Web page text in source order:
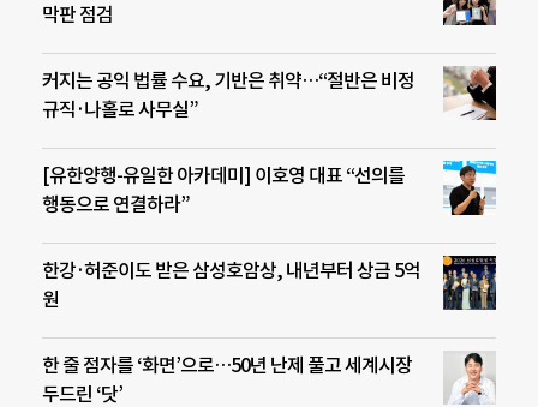
막판 점검
커지는 공익 법률 수요, 기반은 취약…“절반은 비정
규직·나홀로 사무실”
[유한양행-유일한 아카데미] 이호영 대표 “선의를
행동으로 연결하라”
한강·허준이도 받은 삼성호암상, 내년부터 상금 5억
원
한 줄 점자를 ‘화면’으로…50년 난제 풀고 세계시장
두드린 ‘닷’